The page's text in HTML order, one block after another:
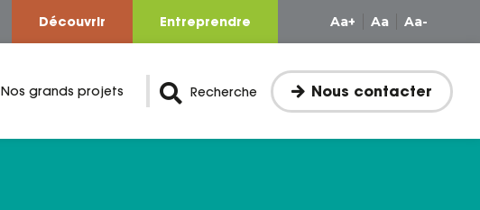
Découvrir Entreprendre Aa+ Aa Aa-
Nos grands projets Recherche Nous contacter